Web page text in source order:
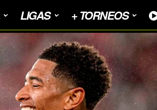
LIGAS + TORNEOS